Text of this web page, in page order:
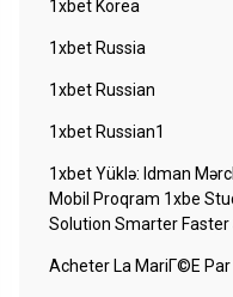
1xbet Korea
1xbet Russia
1xbet Russian
1xbet Russian1
1xbet Yüklə: Idman
Mobil Proqram 1xbe
Solution Smarter
Acheter La MariГ©e